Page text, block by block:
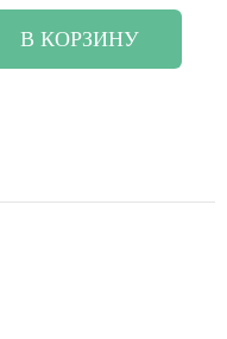
В КОРЗИНУ